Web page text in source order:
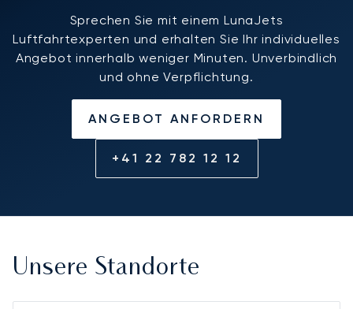
Sprechen Sie mit einem LunaJets
Luftfahrtexperten und erhalten Sie Ihr individuelles
Angebot innerhalb weniger Minuten. Unverbindlich
und ohne Verpflichtung.
ANGEBOT ANFORDERN
+41 22 782 12 12
Unsere Standorte